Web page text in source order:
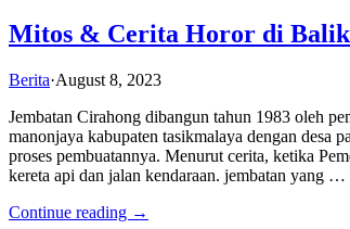
Mitos & Cerita Horor di Balik
Berita·August 8, 2023
Jembatan Cirahong dibangun tahun 1983 oleh
manonjaya kabupaten tasikmalaya dengan desa
proses pembuatannya. Menurut cerita, ketika
kereta api dan jalan kendaraan. jembatan yang …
Continue reading →